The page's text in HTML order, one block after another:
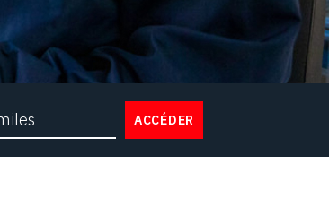
de recherche ACCÉDER